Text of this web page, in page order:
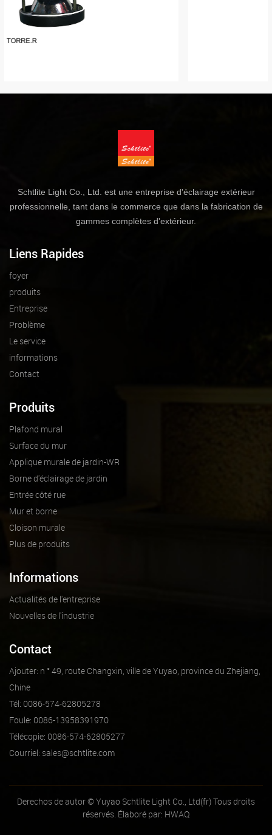
Schtlite Light Co., Ltd. est une entreprise d'éclairage extérieur
professionnelle, tant dans le commerce que dans la fabrication de
gammes complètes d'extérieur.
Liens Rapides
foyer
produits
Entreprise
Problème
Le service
informations
Contact
Produits
Plafond mural
Surface du mur
Applique murale de jardin-WR
Borne d'éclairage de jardin
Entrée côté rue
Mur et borne
Cloison murale
Plus de produits
Informations
Actualités de l'entreprise
Nouvelles de l'industrie
Contact
Ajouter: n ° 49, route Changxin, ville de Yuyao, province du Zhejiang,
Chine
Tél: 0086-574-62805278
Foule: 0086-13958391970
Télécopie: 0086-574-62805277
Courriel: sales@schtlite.com
Derechos de autor © Yuyao Schtlite Light Co., Ltd(fr) Tous droits
réservés. Élaboré par: HWAQ